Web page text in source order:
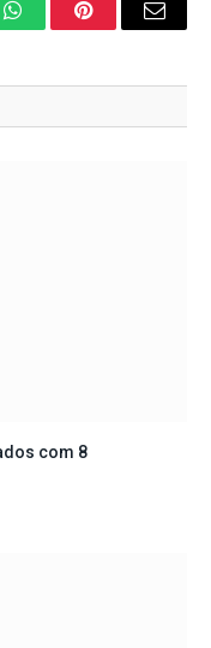
WhatsAppPinterestEmail
com 8